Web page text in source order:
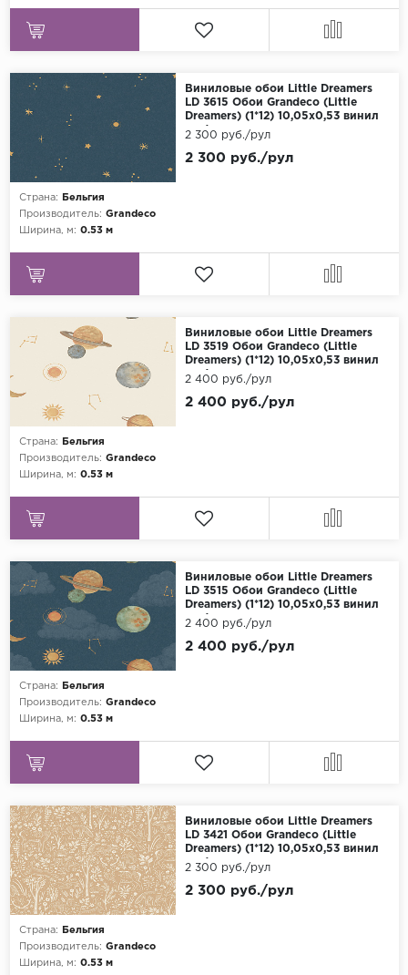
Виниловые обои Little Dreamers
LD 3615 Обои Grandeco (Little
Dreamers) (1*12) 10,05х0,53 винил
на флизелине
Страна:
Бельгия
Производитель: Grandeco
Ширина, м: 0.53 м
2 300 руб./рул
2 300 руб./рул
Виниловые обои Little Dreamers
LD 3519 Обои Grandeco (Little
Dreamers) (1*12) 10,05х0,53 винил
на флизелине
Страна:
Бельгия
Производитель: Grandeco
Ширина, м: 0.53 м
2 400 руб./рул
2 400 руб./рул
Виниловые обои Little Dreamers
LD 3515 Обои Grandeco (Little
Dreamers) (1*12) 10,05х0,53 винил
на флизелине
Страна:
Бельгия
Производитель: Grandeco
Ширина, м: 0.53 м
2 400 руб./рул
2 400 руб./рул
Виниловые обои Little Dreamers
LD 3421 Обои Grandeco (Little
Dreamers) (1*12) 10,05х0,53 винил
на флизелине
Страна:
Бельгия
Производитель: Grandeco
Ширина, м: 0.53 м
2 300 руб./рул
2 300 руб./рул